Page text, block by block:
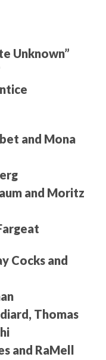
Unknown”
and Mona
and Moritz
Cocks and
Thomas
and RaMell